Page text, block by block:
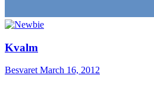
Kvalm
Besvaret March 16, 2012